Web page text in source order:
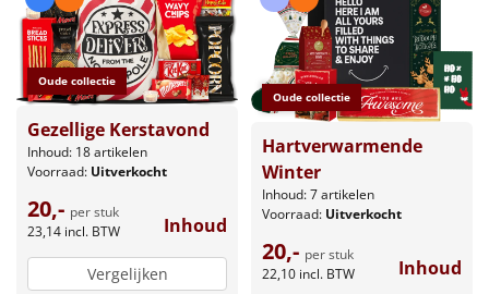
Oude collectie
Gezellige Kerstavond
Inhoud: 18 artikelen
Voorraad: Uitverkocht
20,- per stuk
23,14 incl. BTW Inhoud
Vergelijken
Oude collectie
Hartverwarmende
Winter
Inhoud: 7 artikelen
Voorraad: Uitverkocht
20,- per stuk
22,10 incl. BTW Inhoud